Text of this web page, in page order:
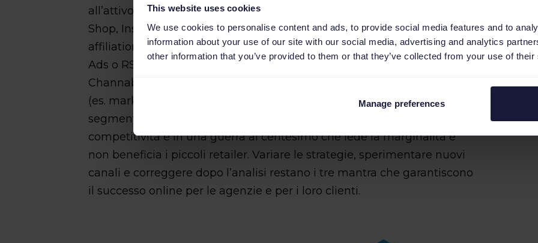
This website uses cookies
We use cookies to personalise content and ads, to provide social media features and to
information about your use of our site with our social media, advertising and analytics
other information that you’ve provided to them or that they’ve collected from your use of
Manage preferences
all’attivo in ciascuno di essi dei feed per Meta (Facebook, Facebook
Shop, Instagram),Criteo, Google Shopping e Awin/ Tradetracker(o altri
affiliation player) e almeno tre campagne PPC (siano Pmax, Shopping
Ads o RSA). Da non dimenticare che esistono 2500+ canali in
Channable, e che sebbene la presenza in canali estremamente popolari
(es. marketplace) favorisca la visibilità e il raggiungimento di ampi
segmenti di pubblico, spesso questo si traduce anche in maggiore
competitività e in una guerra al centesimo che lede la marginalità e
non beneficia i piccoli retailer. Variare le strategie, sperimentare nuovi
canali e correggere dopo l’analisi restano i tre mantra che garantiscono
il successo online per le agenzie e per i loro clienti.